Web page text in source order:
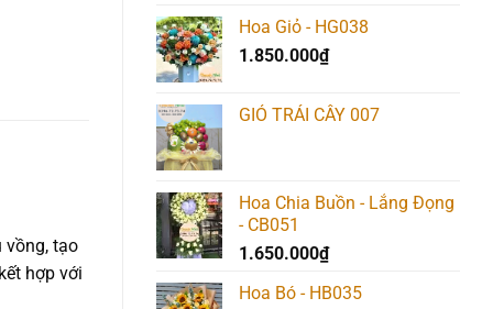
là:
710.000₫.
Hoa Giỏ - HG038
1.850.000₫
GIỎ TRÁI CÂY 007
Hoa Chia Buồn - Lắng Đọng
- CB051
1.650.000₫
Hoa Bó - HB035
vồng, tạo
hợp với